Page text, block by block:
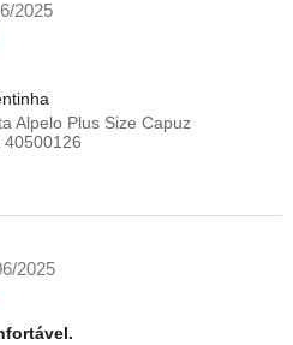
2025
Alpelo Plus Size Capuz
40500126
2025